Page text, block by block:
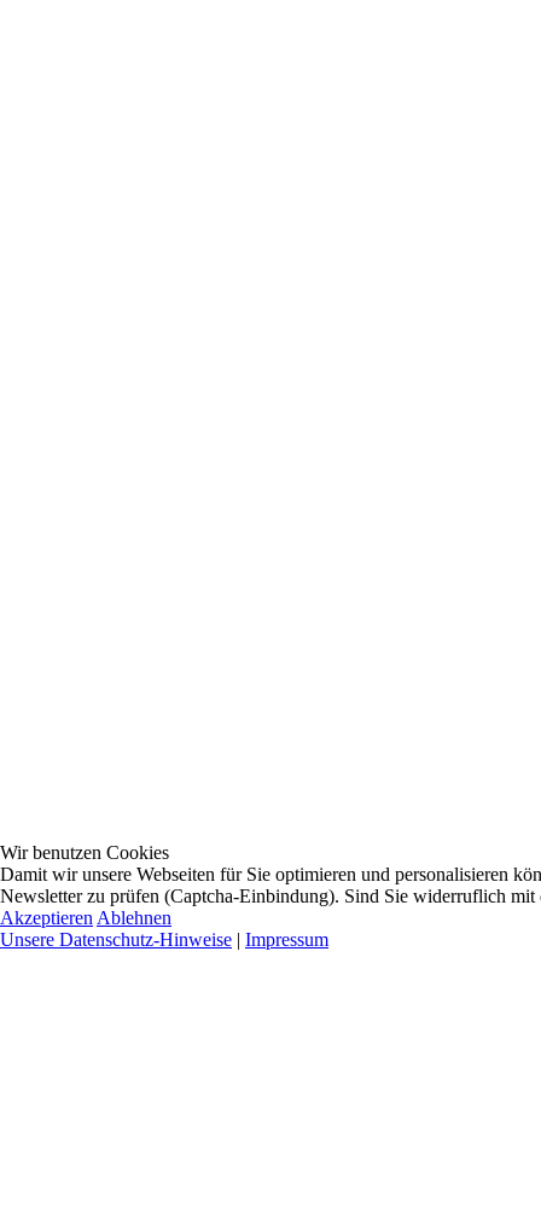
Wir benutzen Cookies
Damit wir unsere Webseiten für Sie optimieren und personalisieren
Newsletter zu prüfen (Captcha-Einbindung). Sind Sie widerruflich mit
Akzeptieren Ablehnen
Unsere Datenschutz-Hinweise | Impressum